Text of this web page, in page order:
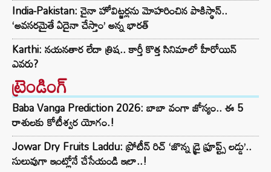
India-Pakistan: చైనా హోవిట్జర్లను మోహరించిన పాకిస్థాన్..
‘అవసరమైతే ఏదైనా చేస్తాం’ అన్న భారత్
Karthi: నయనతార లేదా త్రిష.. కార్తీ కొత్త సినిమాలో హీరోయిన్
ఎవరు?
ట్రెండింగ్‌
Baba Vanga Prediction 2026: బాబా వంగా జోస్యం.. ఈ 5
రాశులకు కోటీశ్వర యోగం.!
Jowar Dry Fruits Laddu: ప్రోటీన్ రిచ్ ‘జొన్న డ్రై ఫ్రూప్ట్స్ లడ్డు’..
సులువుగా ఇంట్లోనే చేసేయండి ఇలా..!